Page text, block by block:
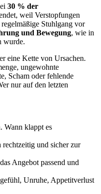
30 % der
weil Verstopfungen
Stuhlgang vor
und Bewegung, wie in
wurde.
eine Kette von Ursachen.
ungewohnte
Scham oder fehlende
nur auf den letzten
. Wann klappt es
und sicher zur
Angebot passend und
Unruhe, Appetitverlust